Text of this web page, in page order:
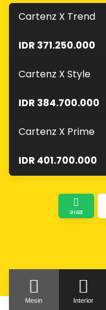
Cartenz X Trend
IDR 371.250.000
Cartenz X Style
IDR 384.700.000
Cartenz X Prime
IDR 401.700.000
Mesin Interior